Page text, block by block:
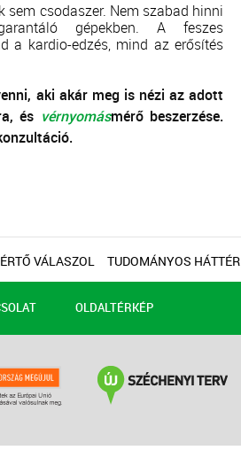
sem csodaszer. Nem szabad hinni
gépekben. A feszes
a kardio-edzés, mind az erősítés
aki akár meg is nézi az adott
és vérnyomásmérő beszerzése.
VÁLASZOL TUDOMÁNYOS HÁTTÉR
OLDALTÉRKÉP